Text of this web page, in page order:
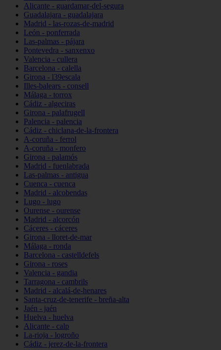
Alicante - guardamar-del-segura
Guadalajara - guadalajara
Madrid - las-rozas-de-madrid
León - ponferrada
Las-palmas - pájara
Pontevedra - sanxenxo
Valencia - cullera
Barcelona - calella
Girona - l39escala
Illes-balears - consell
Málaga - torrox
Cádiz - algeciras
Girona - palafrugell
Palencia - palencia
Cádiz - chiclana-de-la-frontera
A-coruña - ferrol
A-coruña - monfero
Girona - palamós
Madrid - fuenlabrada
Las-palmas - antigua
Cuenca - cuenca
Madrid - alcobendas
Lugo - lugo
Ourense - ourense
Madrid - alcorcón
Cáceres - cáceres
Girona - lloret-de-mar
Málaga - ronda
Barcelona - castelldefels
Girona - roses
Valencia - gandia
Tarragona - cambrils
Madrid - alcalá-de-henares
Santa-cruz-de-tenerife - breña-alta
Jaén - jaén
Huelva - huelva
Alicante - calp
La-rioja - logroño
Cádiz - jerez-de-la-frontera